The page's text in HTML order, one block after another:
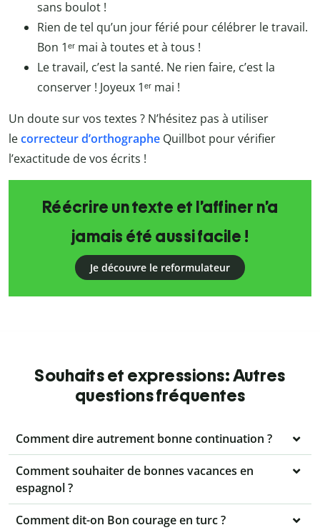
sans boulot !
Rien de tel qu’un jour férié pour célébrer le travail.
Bon 1ᵉʳ mai à toutes et à tous !
Le travail, c’est la santé. Ne rien faire, c’est la
conserver ! Joyeux 1ᵉʳ mai !
Un doute sur vos textes ? N’hésitez pas à utiliser
lecorrecteur d’orthographe Quillbot pour vérifier
l’exactitude de vos écrits !
Réécrire un texte et l’affiner n’a
jamais été aussi facile !
Je découvre le reformulateur
Souhaits et expressions: Autres
questions fréquentes
Comment dire autrement bonne continuation ?
Comment souhaiter de bonnes vacances en
espagnol ?
Comment dit-on Bon courage en turc ?